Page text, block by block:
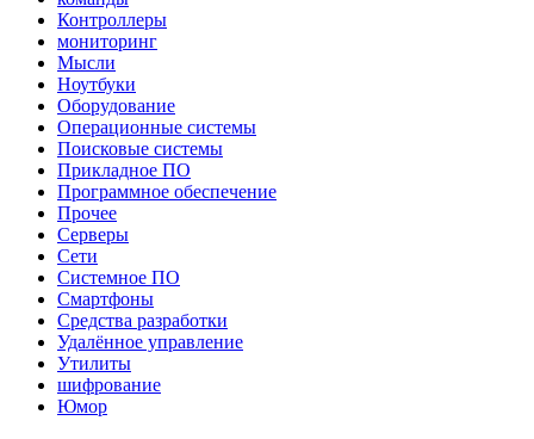
Контроллеры
мониторинг
Мысли
Ноутбуки
Оборудование
Операционные системы
Поисковые системы
Прикладное ПО
Программное обеспечение
Прочее
Серверы
Сети
Системное ПО
Смартфоны
Средства разработки
Удалённое управление
Утилиты
шифрование
Юмор